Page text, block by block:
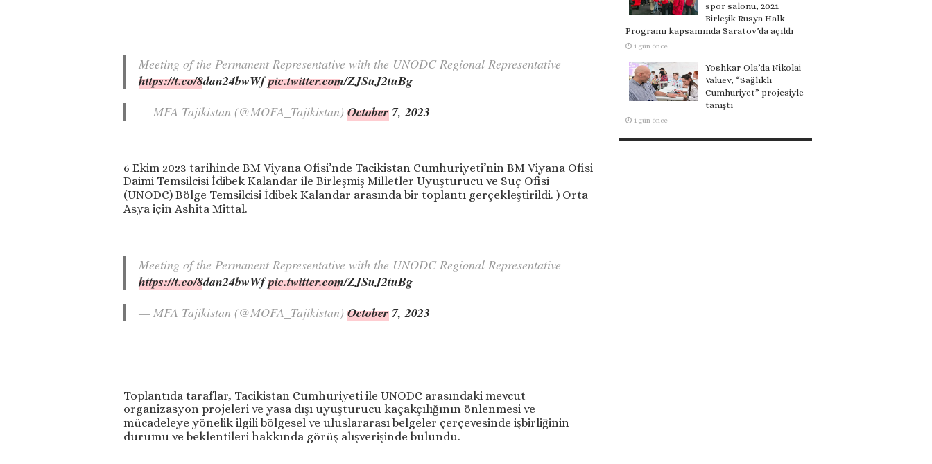
Meeting of the Permanent Representative with the UNODC Regional Representative
https://t.co/8dan24bwWf pic.twitter.com/ZJSuJ2tuBg
— MFA Tajikistan (@MOFA_Tajikistan) October 7, 2023
6 Ekim 2023 tarihinde BM Viyana Ofisi’nde Tacikistan Cumhuriyeti’nin BM Viyana Ofisi
Daimi Temsilcisi İdibek Kalandar ile Birleşmiş Milletler Uyuşturucu ve Suç Ofisi
(UNODC) Bölge Temsilcisi İdibek Kalandar arasında bir toplantı gerçekleştirildi. ) Orta
Asya için Ashita Mittal.
Meeting of the Permanent Representative with the UNODC Regional Representative
https://t.co/8dan24bwWf pic.twitter.com/ZJSuJ2tuBg
— MFA Tajikistan (@MOFA_Tajikistan) October 7, 2023
Toplantıda taraflar, Tacikistan Cumhuriyeti ile UNODC arasındaki mevcut
organizasyon projeleri ve yasa dışı uyuşturucu kaçakçılığının önlenmesi ve
mücadeleye yönelik ilgili bölgesel ve uluslararası belgeler çerçevesinde işbirliğinin
durumu ve beklentileri hakkında görüş alışverişinde bulundu.
spor salonu, 2021
Birleşik Rusya Halk
Programı kapsamında Saratov’da açıldı
1 gün önce
Yoshkar-Ola’da Nikolai
Valuev, “Sağlıklı
Cumhuriyet” projesiyle
tanıştı
1 gün önce